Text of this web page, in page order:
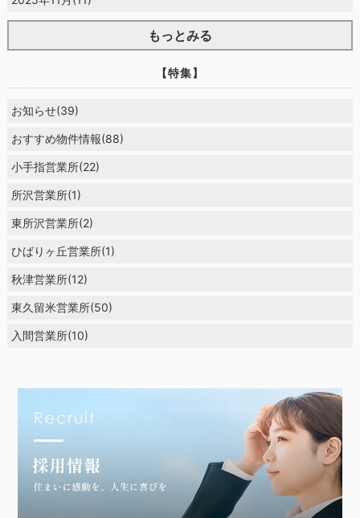
もっとみる
【特集】
お知らせ(39)
おすすめ物件情報(88)
小手指営業所(22)
所沢営業所(1)
東所沢営業所(2)
ひばりヶ丘営業所(1)
秋津営業所(12)
東久留米営業所(50)
入間営業所(10)